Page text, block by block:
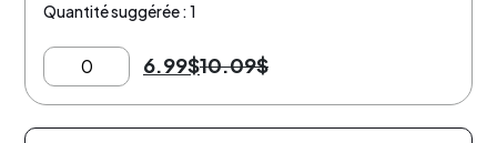
Quantité suggérée : 1
6.99$10.09$